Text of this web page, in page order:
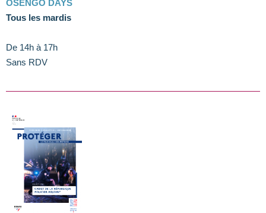
OSENGO DAYS
Tous les mardis
De 14h à 17h
Sans RDV